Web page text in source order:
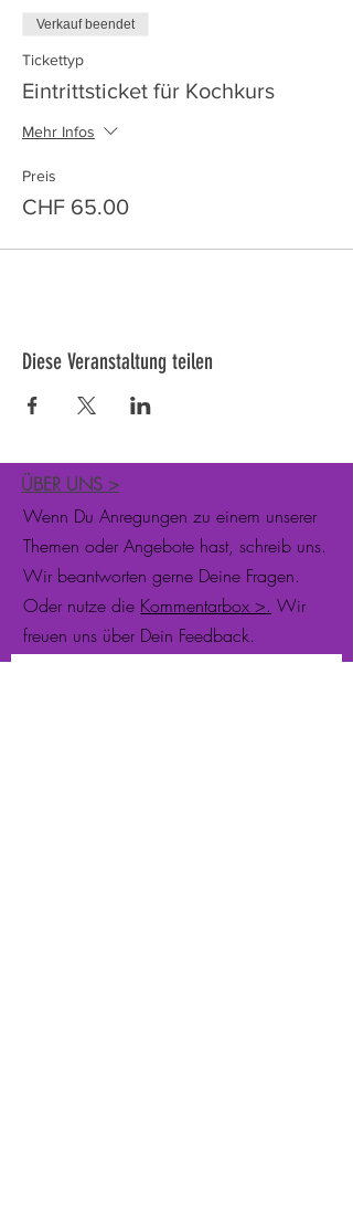
Verkauf beendet
Tickettyp
Eintrittsticket für Kochkurs
Mehr Infos
Preis
CHF 65.00
Diese Veranstaltung teilen
ÜBER UNS >
Wenn Du Anregungen zu einem unserer
Themen oder Angebote hast, schreib uns.
Wir beantworten gerne Deine Fragen.
Oder nutze die Kommentarbox >. Wir
freuen uns über Dein Feedback.